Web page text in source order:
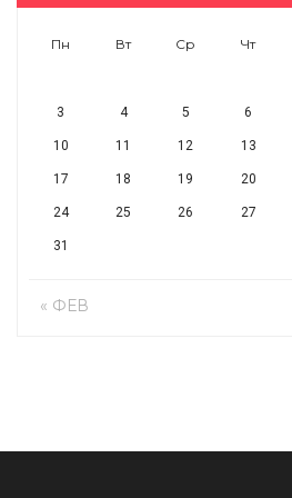
Пн Вт Ср Чт
« ФЕВ
3 4 5 6
10 11 12 13
17 18 19 20
24 25 26 27
31